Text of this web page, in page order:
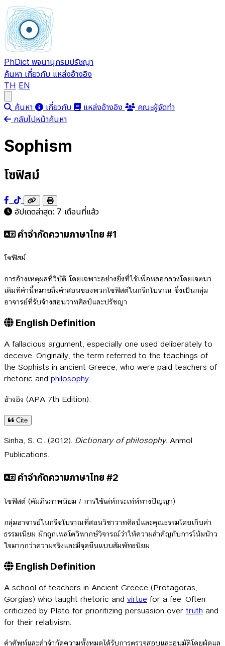
PhDict พจนานุกรมปรัชญา
ค้นหา เกี่ยวกับ แหล่งอ้างอิง
TH EN
ค้นหา เกี่ยวกับ แหล่งอ้างอิง
คณะผู้จัดทำ
กลับไปหน้าค้นหา
Sophism
โซฟิสม์
อัปเดตล่าสุด: 7 เดือนที่แล้ว
คำจำกัดความภาษาไทย #1
โซฟิสม์
การอ้างเหตุผลที่วิบัติ โดยเฉพาะอย่างยิ่งที่ใช้เพื่อหลอกลวงโดยเจตนา
เดิมทีคำนี้หมายถึงคำสอนของพวกโซฟิสต์ในกรีกโบราณ ซึ่งเป็นกลุ่ม
อาจารย์ที่รับจ้างสอนวาทศิลป์และปรัชญา
English Definition
A fallacious argument, especially one used deliberately to
deceive. Originally, the term referred to the teachings of
the Sophists in ancient Greece, who were paid teachers of
rhetoric and philosophy.
อ้างอิง (APA 7th Edition):
Cite
Sinha, S. C.. (2012). Dictionary of philosophy. Anmol
Publications.
คำจำกัดความภาษาไทย #2
โซฟิสต์ (คัมภีรภาพนิยม / การใช้เล่ห์กระเท่ห์ทางปัญญา)
กลุ่มอาจารย์ในกรีซโบราณที่สอนวิชาวาทศิลป์และคุณธรรมโดยเก็บค่า
ธรรมเนียม มักถูกเพลโตวิพากษ์วิจารณ์ว่าให้ความสำคัญกับการโน้มน้าว
ใจมากกว่าความจริงและมีจุดยืนแบบสัมพัทธนิยม
English Definition
A school of teachers in Ancient Greece (Protagoras,
Gorgias) who taught rhetoric and virtue for a fee. Often
criticized by Plato for prioritizing persuasion over truth and
for their relativism.
คำศัพท์และคำจำกัดความทั้งหมดได้รับการตรวจสอบและอนุมัติโดยผู้ดูแล